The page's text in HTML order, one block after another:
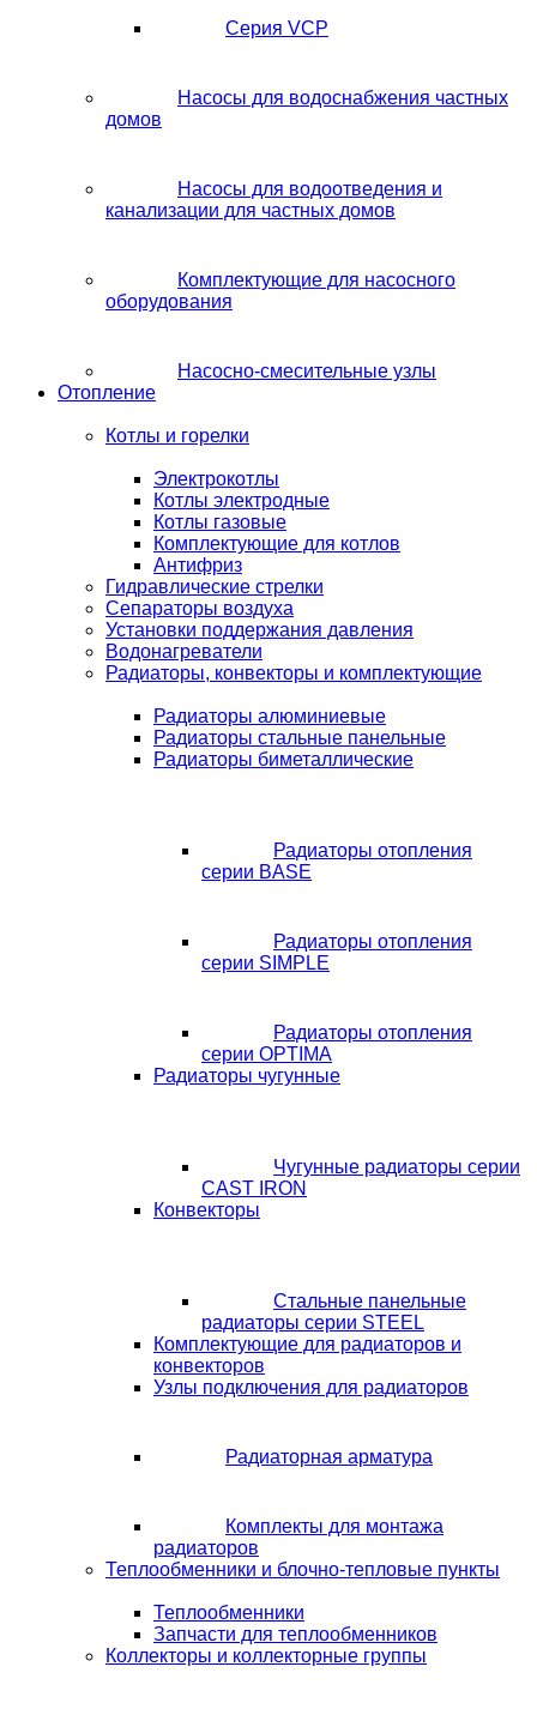
Серия VCP
Насосы для водоснабжения частных
домов
Насосы для водоотведения и
канализации для частных домов
Комплектующие для насосного
оборудования
Насосно-смесительные узлы
Отопление
Котлы и горелки
Электрокотлы
Котлы электродные
Котлы газовые
Комплектующие для котлов
Антифриз
Гидравлические стрелки
Сепараторы воздуха
Установки поддержания давления
Водонагреватели
Радиаторы, конвекторы и комплектующие
Радиаторы алюминиевые
Радиаторы стальные панельные
Радиаторы биметаллические
Радиаторы отопления
серии BASE
Радиаторы отопления
серии SIMPLE
Радиаторы отопления
серии OPTIMA
Радиаторы чугунные
Чугунные радиаторы серии
CAST IRON
Конвекторы
Стальные панельные
радиаторы серии STEEL
Комплектующие для радиаторов и
конвекторов
Узлы подключения для радиаторов
Радиаторная арматура
Комплекты для монтажа
радиаторов
Теплообменники и блочно-тепловые пункты
Теплообменники
Запчасти для теплообменников
Коллекторы и коллекторные группы